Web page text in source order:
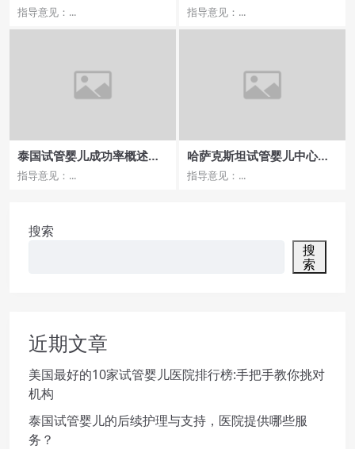
医院排行榜，哪家值得选择
指导意见：...
医院的成功率较高？
指导意见：...
泰国试管婴儿成功率概述，
哪里的医院数据更可靠？
指导意见：...
哈萨克斯坦试管婴儿中心就
诊攻略分享
指导意见：...
搜索
搜
索
近期文章
美国最好的10家试管婴儿医院排行榜:手把手教你挑对
机构
泰国试管婴儿的后续护理与支持，医院提供哪些服
务？